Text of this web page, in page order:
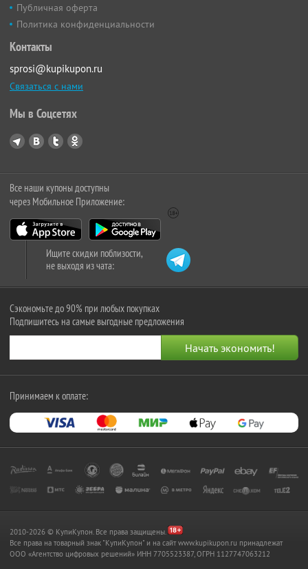
Публичная оферта
Политика конфиденциальности
Контакты
sprosi@kupikupon.ru
Связаться с нами
Мы в Соцсетях
Все наши купоны доступны
через Мобильное Приложение:
Ищите скидки поблизости,
не выходя из чата:
Сэкономьте до 90% при любых покупках
Подпишитесь на самые выгодные предложения
Принимаем к оплате:
2010-2026 © КупиКупон. Все права защищены.
Все права на товарный знак "КупиКупон" и на сайт www.kupikupon.ru принадлежат
OOO «Агентство цифровых решений» ИНН 7705523387, ОГРН 1127747063212